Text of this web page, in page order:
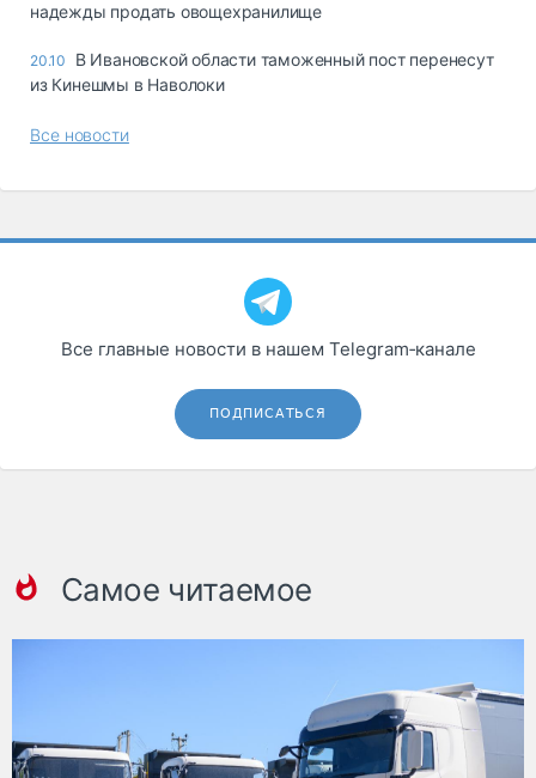
надежды продать овощехранилище
20.10
В Ивановской области таможенный пост перенесут
из Кинешмы в Наволоки
Все новости
Все главные новости в нашем Telegram‑канале
ПОДПИСАТЬСЯ
Самое читаемое